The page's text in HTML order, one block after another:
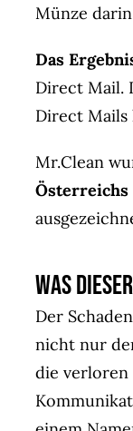
Münze
Das
Direct Mail.
Direct Mails
Mr.Clean
Österreichs
Was
Der
nicht nur
die verloren